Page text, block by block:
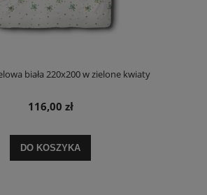
biała 220x200 w zielone kwiaty
116,00 zł
DO KOSZYKA